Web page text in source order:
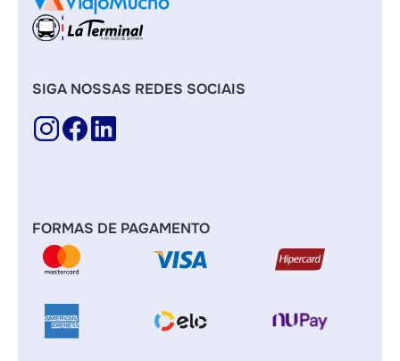
SIGA NOSSAS REDES SOCIAIS
FORMAS DE PAGAMENTO